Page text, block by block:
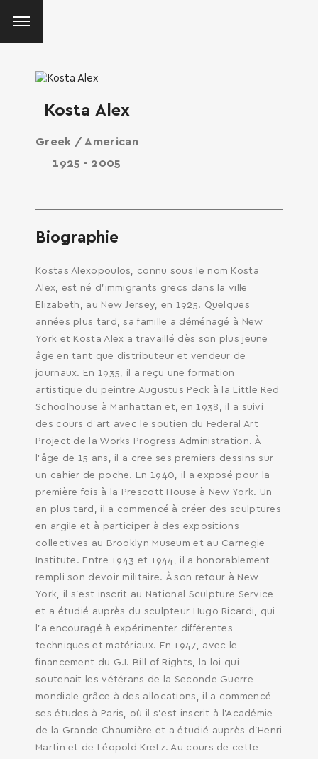
Kosta Alex
Greek / American
1925 - 2005
Biographie
Kostas Alexopoulos, connu sous le nom Kosta
Alex, est né d’immigrants grecs dans la ville
Elizabeth, au New Jersey, en 1925. Quelques
années plus tard, sa famille a déménagé à New
York et Kosta Alex a travaillé dès son plus jeune
âge en tant que distributeur et vendeur de
journaux. En 1935, il a reçu une formation
artistique du peintre Augustus Peck à la Little Red
Schoolhouse à Manhattan et, en 1938, il a suivi
des cours d'art avec le soutien du Federal Art
Project de la Works Progress Administration. À
l'âge de 15 ans, il a cree ses premiers dessins sur
un cahier de poche. En 1940, il a exposé pour la
première fois à la Prescott House à New York. Un
an plus tard, il a commencé à créer des sculptures
en argile et à participer à des expositions
collectives au Brooklyn Museum et au Carnegie
Institute. Entre 1943 et 1944, il a honorablement
rempli son devoir militaire. À son retour à New
York, il s’est inscrit au National Sculpture Service
et a étudié auprès du sculpteur Hugo Ricardi, qui
l’a encouragé à expérimenter différentes
techniques et matériaux. En 1947, avec le
financement du G.I. Bill of Rights, la loi qui
soutenait les vétérans de la Seconde Guerre
mondiale grâce à des allocations, il a commencé
ses études à Paris, où il s’est inscrit à l’Académie
de la Grande Chaumière et a étudié auprès d’Henri
Martin et de Léopold Kretz. Au cours de cette